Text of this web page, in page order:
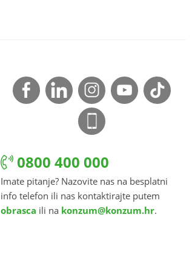
0800 400 000
Imate pitanje? Nazovite nas na besplatni
info telefon ili nas kontaktirajte putem
obrasca ili na konzum@konzum.hr.